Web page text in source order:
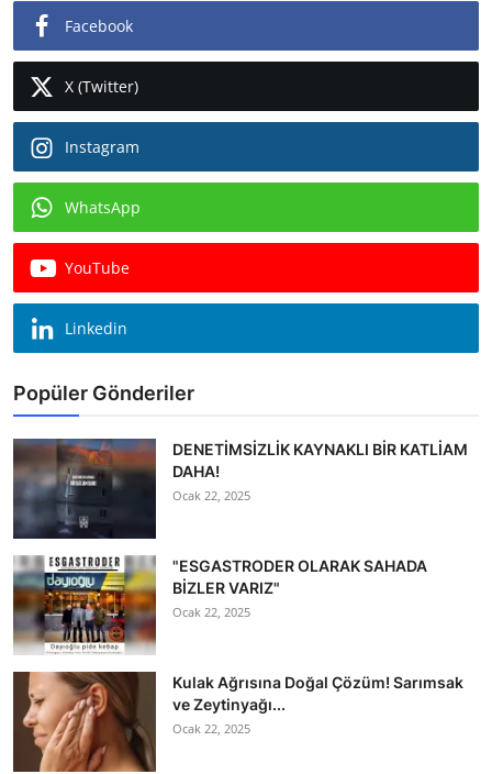
Facebook
X (Twitter)
Instagram
WhatsApp
YouTube
Linkedin
Popüler Gönderiler
DENETİMSİZLİK KAYNAKLI BİR KATLİAM
DAHA!
Ocak 22, 2025
"ESGASTRODER OLARAK SAHADA
BİZLER VARIZ"
Ocak 22, 2025
Kulak Ağrısına Doğal Çözüm! Sarımsak
ve Zeytinyağı...
Ocak 22, 2025